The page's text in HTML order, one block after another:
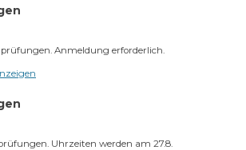
Anmeldung erforderlich.
Uhrzeiten werden am 27.8.